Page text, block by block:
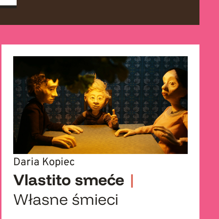
Daria Kopiec
Vlastito smeće|
Własne śmieci